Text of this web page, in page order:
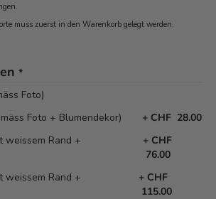
muss zuerst in den Warenkorb gelegt werden.
*
Foto)
Foto + Blumendekor)
+ CHF 28.00
weissem Rand +
+ CHF
76.00
weissem Rand +
+ CHF
115.00